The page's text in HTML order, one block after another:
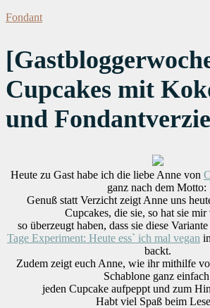
Fondant
Cupcakes mit
und
Heute zu Gast habe ich die liebe Anne von
ganz nach dem Motto:
Genuß statt Verzicht zeigt Anne uns
Cupcakes, die sie, so hat sie mir
so überzeugt haben, dass sie diese
Tage Experiment: Heute ess` ich mal vegan
backt.
Zudem zeigt euch Anne, wie ihr mithilfe
Schablone ganz einfach
jeden Cupcake aufpeppt und zum
Habt viel Spaß beim